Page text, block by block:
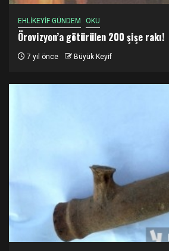
EHLİKEYİF GÜNDEM OKU
Örovizyon’a götürülen 200 şişe rakı!
7 yıl önce Büyük Keyif